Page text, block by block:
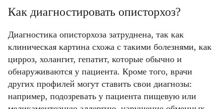
Как диагностировать описторхоз?
Диагностика описторхоза затруднена, так как
клиническая картина схожа с такими болезнями, как
цирроз, холангит, гепатит, которые обычно и
обнаруживаются у пациента. Кроме того, врачи
других профилей могут ставить свои диагнозы:
например, подозревать у пациента пищевую или
Фамилия
Фамилия